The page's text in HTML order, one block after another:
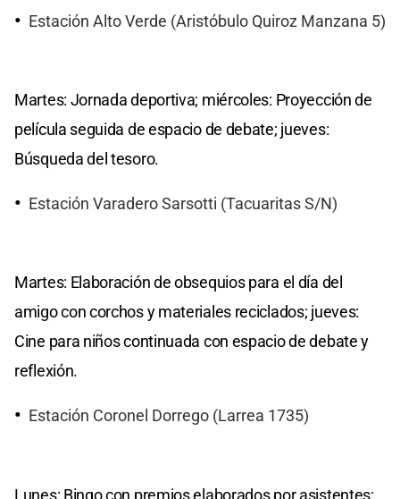
Estación Alto Verde (Aristóbulo Quiroz Manzana 5)
Martes: Jornada deportiva; miércoles: Proyección de
película seguida de espacio de debate; jueves:
Búsqueda del tesoro.
Estación Varadero Sarsotti (Tacuaritas S/N)
Martes: Elaboración de obsequios para el día del
amigo con corchos y materiales reciclados; jueves:
Cine para niños continuada con espacio de debate y
reflexión.
Estación Coronel Dorrego (Larrea 1735)
Lunes: Bingo con premios elaborados por asistentes;